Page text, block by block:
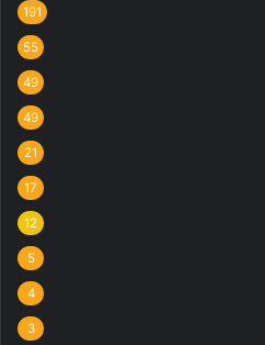
191
55
49
49
21
17
12
5
4
3